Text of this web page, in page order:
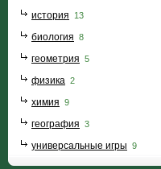
история 13
биология 8
геометрия 5
физика 2
химия 9
география 3
универсальные игры 9